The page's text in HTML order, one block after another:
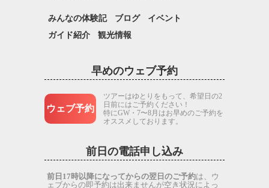
みんなの体験記 ブログ
イベント
ガイド紹介
観光情報
早めのウェブ予約
ウェブ予約
ツアーはゆとりをもって、希望日の2
日前にはご予約ください！
特にGW・7〜8月はお早めのご予約を
オススメしております。
前日の電話申し込み
前日17時以降になってからの翌日のご予約は、ウ
ェブからの即予約は出来ませんが空き状況によっ